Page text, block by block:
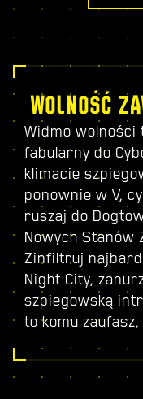
WOLNOŚĆ
Widmo wolności
fabularny do
klimacie
ponownie w V,
ruszaj do
Nowych Stanów
Zinfiltruj
Night City,
szpiegowską
to komu